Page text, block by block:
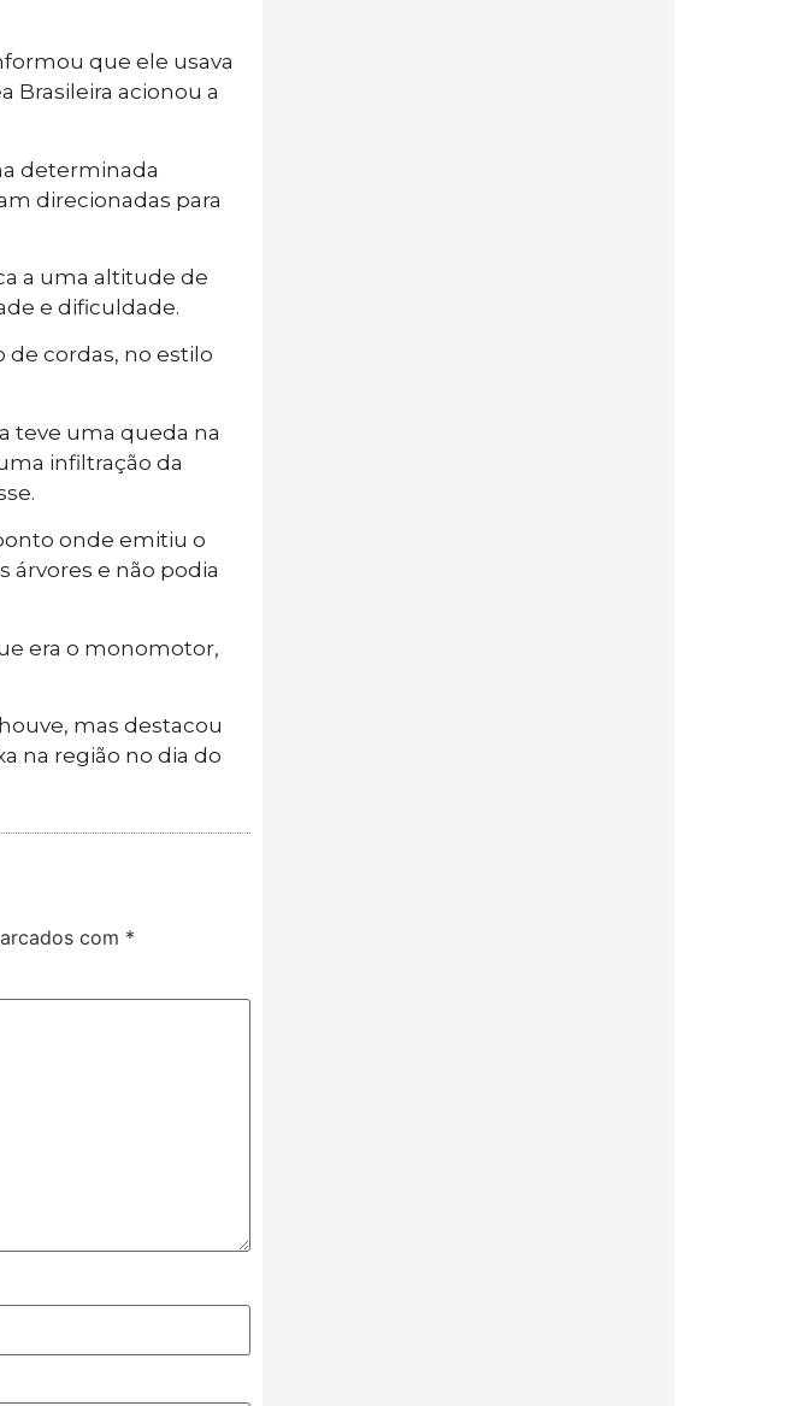
que ele usava
Brasileira acionou a
determinada
direcionadas para
a uma altitude de
e dificuldade.
de cordas, no estilo
teve uma queda na
infiltração da
onde emitiu o
árvores e não podia
era o monomotor,
mas destacou
na região no dia do
com *